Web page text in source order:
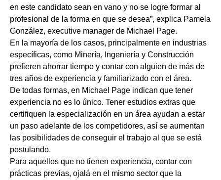
en este candidato sean en vano y no se logre formar al
profesional de la forma en que se desea”, explica Pamela
González, executive manager de Michael Page.
En la mayoría de los casos, principalmente en industrias
específicas, como Minería, Ingeniería y Construcción
prefieren ahorrar tiempo y contar con alguien de más de
tres años de experiencia y familiarizado con el área.
De todas formas, en Michael Page indican que tener
experiencia no es lo único. Tener estudios extras que
certifiquen la especialización en un área ayudan a estar
un paso adelante de los competidores, así se aumentan
las posibilidades de conseguir el trabajo al que se está
postulando.
Para aquellos que no tienen experiencia, contar con
prácticas previas, ojalá en el mismo sector que la